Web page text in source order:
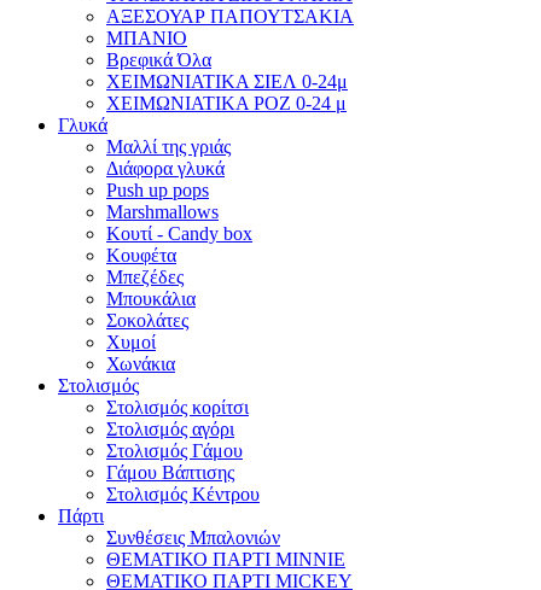
ΑΞΕΣΟΥΑΡ ΠΑΠΟΥΤΣΑΚΙΑ
ΜΠΑΝΙΟ
Βρεφικά Όλα
ΧΕΙΜΩΝΙΑΤΙΚΑ ΣΙΕΛ 0-24μ
ΧΕΙΜΩΝΙΑΤΙΚΑ ΡΟΖ 0-24 μ
Γλυκά
Μαλλί της γριάς
Διάφορα γλυκά
Push up pops
Marshmallows
Κουτί - Candy box
Κουφέτα
Μπεζέδες
Μπουκάλια
Σοκολάτες
Χυμοί
Χωνάκια
Στολισμός
Στολισμός κορίτσι
Στολισμός αγόρι
Στολισμός Γάμου
Γάμου Βάπτισης
Στολισμός Κέντρου
Πάρτι
Συνθέσεις Μπαλονιών
ΘΕΜΑΤΙΚΟ ΠΑΡΤΙ ΜΙΝΝΙΕ
ΘΕΜΑΤΙΚΟ ΠΑΡΤΙ MICKEY